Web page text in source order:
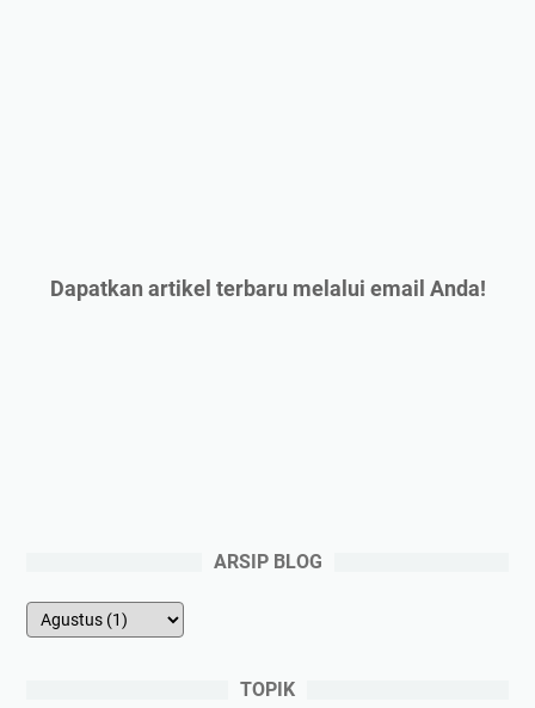
Dapatkan artikel terbaru melalui email Anda!
ARSIP BLOG
TOPIK